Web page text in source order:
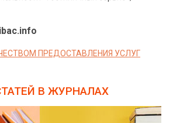
ПРЕДОСТАВЛЕНИЯ УСЛУГ
В ЖУРНАЛАХ